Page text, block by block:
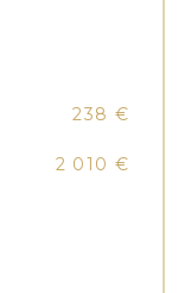
238 €
2 010 €